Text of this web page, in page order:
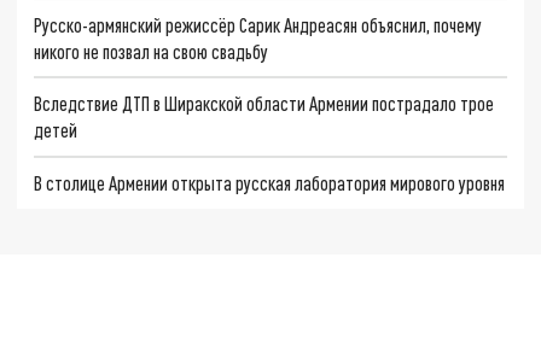
Русско-армянский режиссёр Сарик Андреасян объяснил, почему
никого не позвал на свою свадьбу
Вследствие ДТП в Ширакской области Армении пострадало трое
детей
В столице Армении открыта русская лаборатория мирового уровня